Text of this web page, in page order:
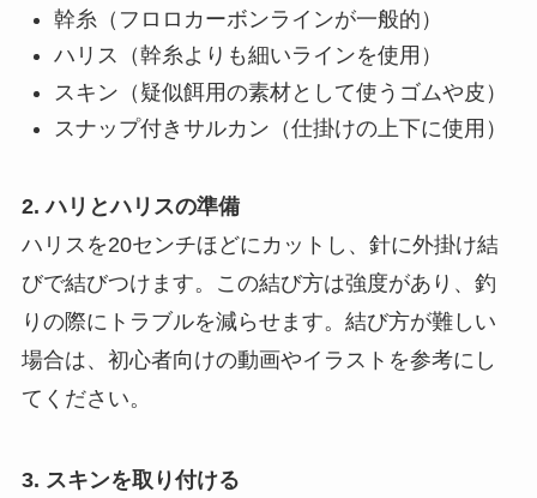
幹糸（フロロカーボンラインが一般的）
ハリス（幹糸よりも細いラインを使用）
スキン（疑似餌用の素材として使うゴムや皮）
スナップ付きサルカン（仕掛けの上下に使用）
2. ハリとハリスの準備
ハリスを20センチほどにカットし、針に外掛け結
びで結びつけます。この結び方は強度があり、釣
りの際にトラブルを減らせます。結び方が難しい
場合は、初心者向けの動画やイラストを参考にし
てください。
3. スキンを取り付ける